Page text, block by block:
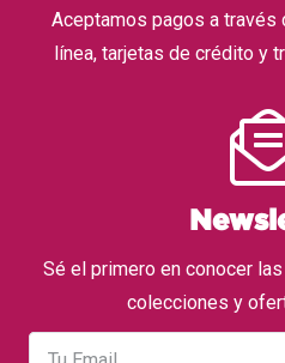
Aceptamos pagos a
línea, tarjetas de crédito y
Sé el primero en conocer
colecciones y